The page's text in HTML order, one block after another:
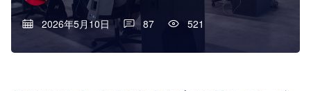
2026年5月10日 87 521